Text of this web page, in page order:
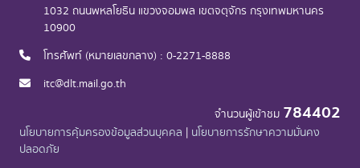
1032 ถนนพหลโยธิน แขวงจอมพล เขตจตุจักร กรุงเทพมหานคร
10900
โทรศัพท์ (หมายเลขกลาง) : 0-2271-8888
itc@dlt.mail.go.th
จำนวนผู้เข้าชม 784402
นโยบายการคุ้มครองข้อมูลส่วนบุคคล | นโยบายการรักษาความมั่นคง
ปลอดภัย